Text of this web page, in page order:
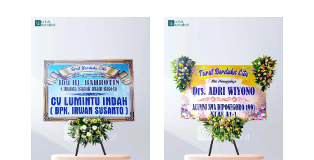
was:
Rp950.000.